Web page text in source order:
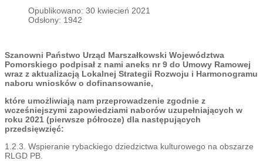
Opublikowano: 30 kwiecień 2021
Odsłony: 1942
Szanowni Państwo Urząd Marszałkowski Województwa
Pomorskiego podpisał z nami aneks nr 9 do Umowy Ramowej
wraz z aktualizacją Lokalnej Strategii Rozwoju i Harmonogramu
naboru wniosków o dofinansowanie,
które umożliwiają nam przeprowadzenie zgodnie z
wcześniejszymi zapowiedziami naborów uzupełniających w
roku 2021 (pierwsze półrocze) dla następujących
przedsięwzięć:
1.2.3. Wspieranie rybackiego dziedzictwa kulturowego na obszarze
RLGD PB.